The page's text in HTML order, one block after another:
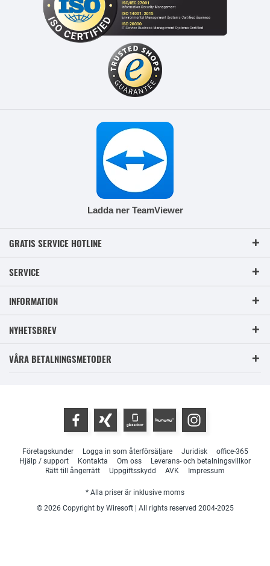
Ladda ner TeamViewer
GRATIS SERVICE HOTLINE
SERVICE
INFORMATION
NYHETSBREV
VÅRA BETALNINGSMETODER
Företagskunder Logga in som återförsäljare Juridisk
office-365
Hjälp / support
Kontakta Om oss
Leverans- och betalningsvillkor
Rätt till ångerrätt
Uppgiftsskydd AVK Impressum
* Alla priser är inklusive moms
© 2026 Copyright by Wiresoft | All rights reserved 2004-2025